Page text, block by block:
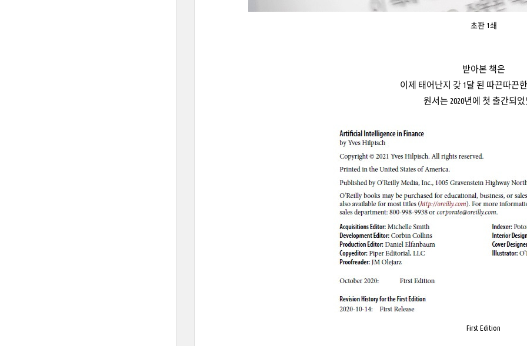
초판 1쇄
받아본 책은
이제 태어난지 갖 1달 된 따끈따끈
원서는 2020년에 첫 출간되
First Edition